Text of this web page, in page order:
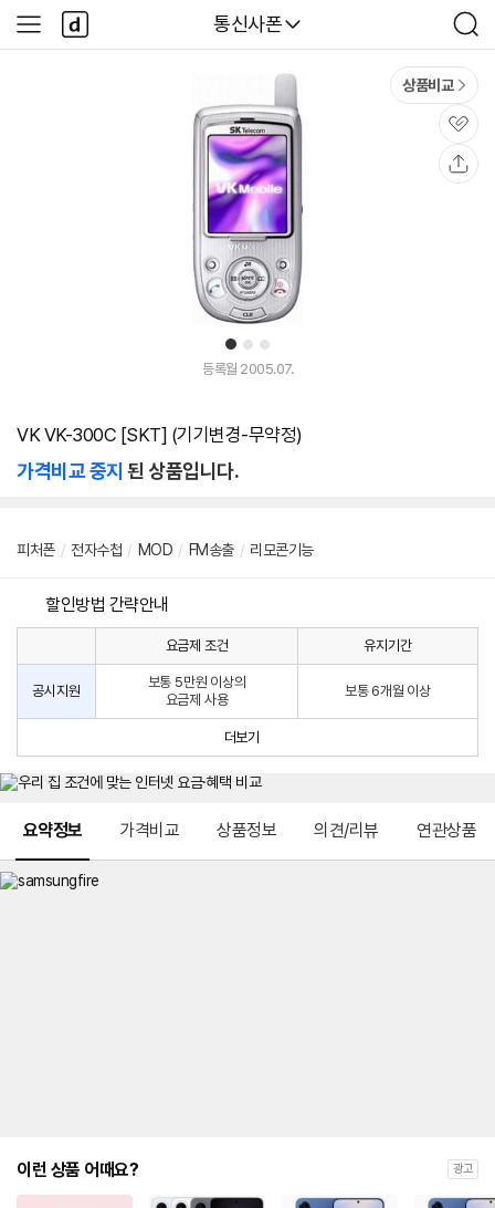
다나와
통신사폰
검
색
사
이
다
나
와
1 2 3
상품비교
관
심
등록월 2005.07.
VK VK-300C [SKT] (기기변경-무약정)
가격비교 중지 된 상품입니다.
피처폰 / 전자수첩 / MOD / FM송출 / 리모콘기능
할인방법 간략안내
원
선
택
약
정
는
대
략
사
인
법
요금제 조건 유지기간
공시지원
보통 5만원 이상의
요금제 사용
보통 6개월 이상
더보기
요약정보 가격비교 상품정보 의견/리뷰 연관상품
이런 상품 어때요? 광고